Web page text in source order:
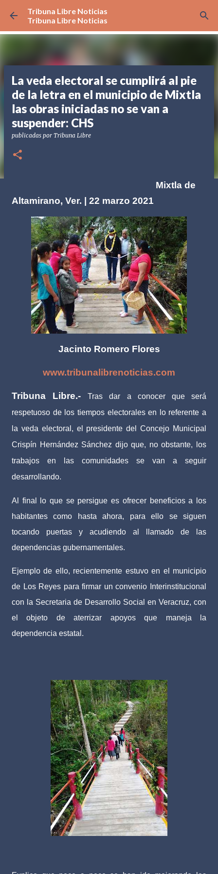
Ir al contenido principal
Tribuna Libre Noticias
Tribuna Libre Noticias
La veda electoral se cumplirá al pie
de la letra en el municipio de Mixtla
las obras iniciadas no se van a
suspender: CHS
publicadas por Tribuna Libre
Mixtla de
Altamirano, Ver. | 22 marzo 2021
Jacinto Romero Flores
www.tribunalibrenoticias.com
Tribuna Libre.-Tras dar a conocer que será
respetuoso de los tiempos electorales en lo referente a
la veda electoral, el presidente del Concejo Municipal
Crispín Hernández Sánchez dijo que, no obstante, los
trabajos en las comunidades se van a seguir
desarrollando.
Al final lo que se persigue es ofrecer beneficios a los
habitantes como hasta ahora, para ello se siguen
tocando puertas y acudiendo al llamado de las
dependencias gubernamentales.
Ejemplo de ello, recientemente estuvo en el municipio
de Los Reyes para firmar un convenio Interinstitucional
con la Secretaria de Desarrollo Social en Veracruz, con
el objeto de aterrizar apoyos que maneja la
dependencia estatal.